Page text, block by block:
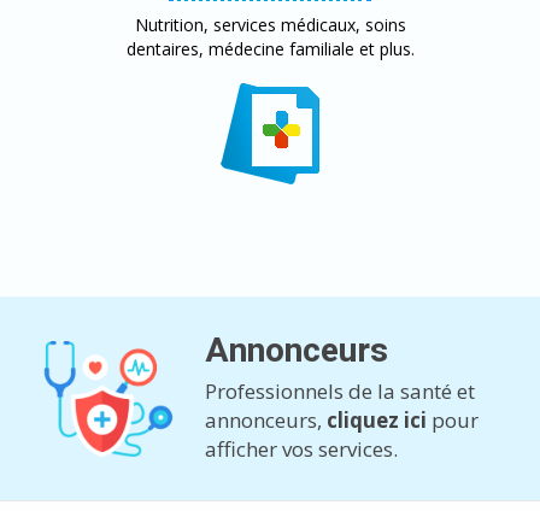
Nutrition, services médicaux, soins
dentaires, médecine familiale et plus.
Annonceurs
Professionnels de la santé et
annonceurs, cliquez ici pour
afficher vos services.